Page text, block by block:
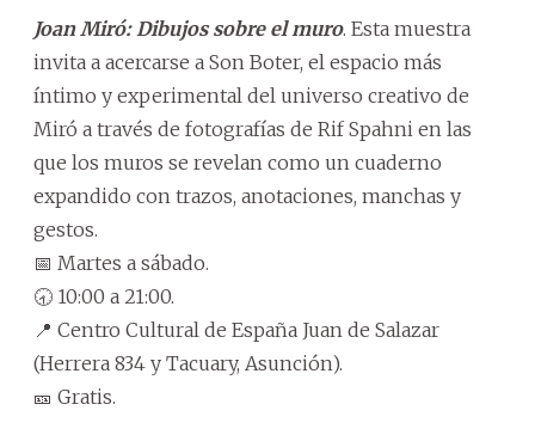
Joan Miró: Dibujos sobre el muro. Esta muestra
invita a acercarse a Son Boter, el espacio más
íntimo y experimental del universo creativo de
Miró a través de fotografías de Rif Spahni en las
que los muros se revelan como un cuaderno
expandido con trazos, anotaciones, manchas y
gestos.
📅 Martes a sábado.
🕣 10:00 a 21:00.
📍 Centro Cultural de España Juan de Salazar
(Herrera 834 y Tacuary, Asunción).
🎫 Gratis.